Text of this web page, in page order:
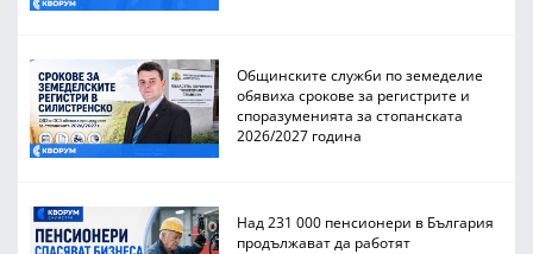
Общинските служби по земеделие
обявиха срокове за регистрите и
споразуменията за стопанската
2026/2027 година
Над 231 000 пенсионери в България
продължават да работят